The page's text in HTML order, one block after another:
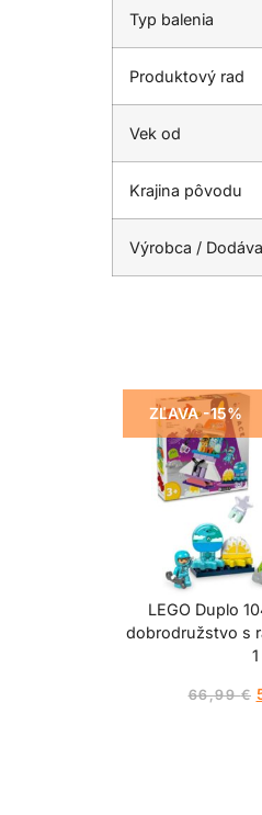
Typ balenia
Produktový rad
Vek od
Krajina pôvodu
Výrobca /
ZĽAVA -15%
LEGO Duplo
dobrodružstvo s
1
66,99€